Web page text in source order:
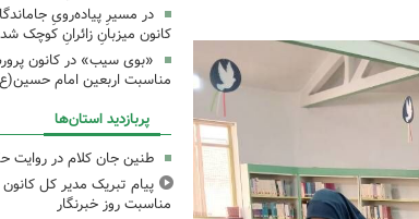
در مسیرِ پیاده‌رویِ
کانون میزبانِ زائرانِ کوچک شد
«بوی سیب» در کانون
مناسبت اربعین امام
پربازدید استان‌ها
طنین جان کلام در روایت
پیام تبریک مدیر کل کانون
مناسبت روز خبرنگار